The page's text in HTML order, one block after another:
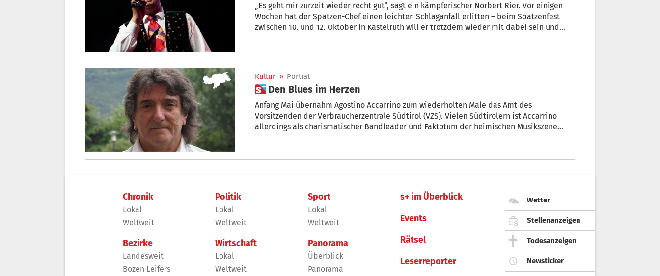
„Es geht mir zurzeit wieder recht gut“, sagt ein kämpferischer Norbert Rier. Vor einigen
Wochen hat der Spatzen-Chef einen leichten Schlaganfall erlitten – beim Spatzenfest
zwischen 10. und 12. Oktober in Kastelruth will er trotzdem wieder mit dabei sein und
Kultur » Porträt
 Den Blues im Herzen
Anfang Mai übernahm Agostino Accarrino zum wiederholten Male das Amt des
Vorsitzenden der Verbraucherzentrale Südtirol (VZS). Vielen Südtirolern ist Accarrino
allerdings als charismatischer Bandleader und Faktotum der heimischen Musikszene
Chronik
Lokal
Weltweit
Bezirke
Landesweit
Bozen Leifers
Politik
Lokal
Weltweit
Wirtschaft
Lokal
Weltweit
Sport
Lokal
Weltweit
Panorama
Überblick
Panorama
s+ im Überblick
Events
Rätsel
Leserreporter
Wetter
Stellenanzeigen
Todesanzeigen
Newsticker